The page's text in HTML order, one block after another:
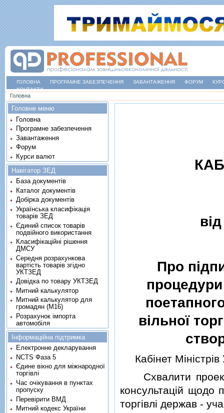
ГОЛОВНА ПРОГРАМНЕ ЗАБЕЗПЕЧЕННЯ ЗАВАНТАЖЕННЯ ФОРУМ
КОНТАКТИ
Ви є тут
Головна
вiд
Про
вiльної
Кабiнет Мiнiстрiв
Схвалити проект
консультацiй щодо
торгiвлi держав -
Головне меню
Головна
Програмне забезпечення
Завантаження
Форум
Курси валют
Навігатор ЗЕД
База документів
Каталог документів
Добірка документів
Українська класифікація
товарів ЗЕД
Єдиний список товарів
подвійного використання
Класифікаційні рішення
ДМСУ
Середня розрахункова
вартість товарів згідно
УКТЗЕД
Довідка по товару УКТЗЕД
Митний калькулятор
Митний калькулятор для
громадян (М16)
Розрахунок імпорта
автомобіля
Інформаційна підтримка
Електронне декларування
NCTS Фаза 5
Єдине вікно для міжнародної
торгівлі
Час очікування в пунктах
пропуску
Перевірити ВМД
Митний кодекс України